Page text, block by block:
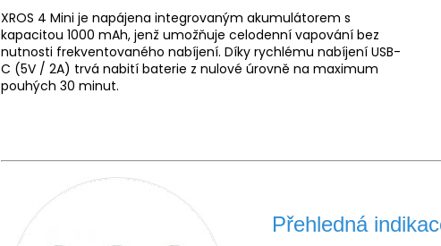
XROS 4 Mini je napájena integrovaným akumulátorem s
kapacitou 1000 mAh, jenž umožňuje celodenní vapování bez
nutnosti frekventovaného nabíjení. Díky rychlému nabíjení USB-
C (5V / 2A) trvá nabití baterie z nulové úrovně na maximum
pouhých 30 minut.
Přehledná